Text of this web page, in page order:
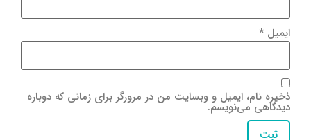
ایمیل *
ذخیره نام، ایمیل و وبسایت من در مرورگر برای زمانی که دوباره
دیدگاهی می‌نویسم.